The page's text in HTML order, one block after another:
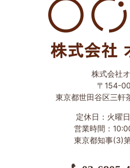
却・買取は株式
株式会社
〒154-
東京都世田谷区三軒
定休日：火曜
営業時間：
東京都知事(3)